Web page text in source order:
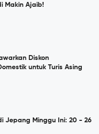
Makin Ajaib!
Diskon
untuk Turis Asing
Jepang Minggu Ini: 20 - 26